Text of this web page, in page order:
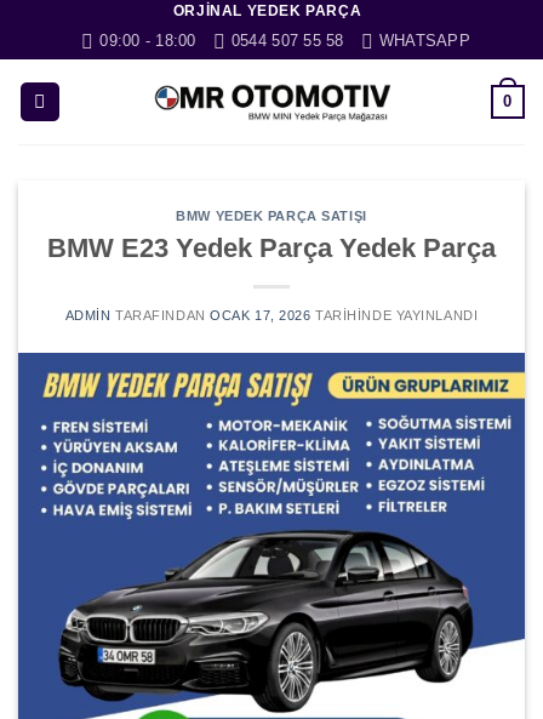
ORJINAL YEDEK PARÇA
09:00 - 18:00 0544 507 55 58 WHATSAPP
0
BMW YEDEK PARÇA SATIŞI
BMW E23 Yedek Parça Yedek Parça
ADMIN TARAFINDAN OCAK 17, 2026 TARIHINDE YAYINLANDI